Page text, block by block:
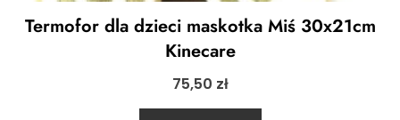
Termofor dla dzieci maskotka Miś 30x21cm
Kinecare
75,50 zł